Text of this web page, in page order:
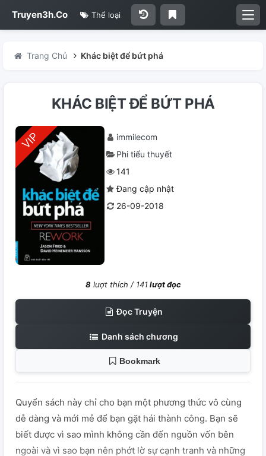
Truyen3h.Co Thể loại
Trang Chủ Khác biệt để bứt phá
KHÁC BIỆT ĐỂ BỨT PHÁ
immilecom
Phi tiểu thuyết
141
Đang cập nhật
26-09-2018
8lượt thích / 141lượt đọc
Đọc Truyện
Danh sách chương
Bookmark
Quyển sách này chỉ cho bạn một phương thức vô cùng
dễ dàng và mới mẻ để bạn gặt hái thành công. Bạn sẽ
biết được vì sao mình không cần đến nguồn vốn bên
ngoài và vì sao bạn nên phớt lờ sự cạnh tranh và những